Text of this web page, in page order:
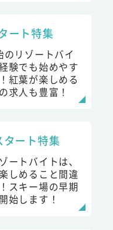
ート特集
のリゾートバイ
験でも始めやす
紅葉が楽しめる
求人も豊富！
タート特集
ートバイトは、
しめること間違
スキー場の早期
始します！